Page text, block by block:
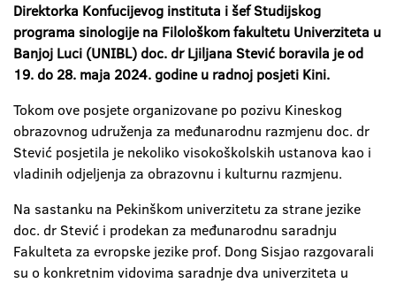
Direktorka Konfucijevog instituta i šef Studijskog
programa sinologije na Filološkom fakultetu Univerziteta u
Banjoj Luci (UNIBL) doc. dr Ljiljana Stević boravila je od
19. do 28. maja 2024. godine u radnoj posjeti Kini.
Tokom ove posjete organizovane po pozivu Kineskog
obrazovnog udruženja za međunarodnu razmjenu doc. dr
Stević posjetila je nekoliko visokoškolskih ustanova kao i
vladinih odjeljenja za obrazovnu i kulturnu razmjenu.
Na sastanku na Pekinškom univerzitetu za strane jezike
doc. dr Stević i prodekan za međunarodnu saradnju
Fakulteta za evropske jezike prof. Dong Sisjao razgovarali
su o konkretnim vidovima saradnje dva univerziteta u